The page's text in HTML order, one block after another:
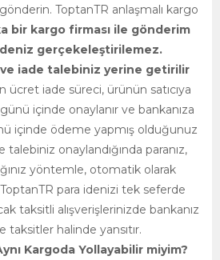
ToptanTR anlaşmalı kargo
bir kargo firması ile gönderim
gerçekeleştirilemez.
ve iade talebiniz yerine getirilir
iade süreci, ürünün satıcıya
içinde onaylanır ve bankanıza
içinde ödeme yapmış olduğunuz
talebiniz onaylandığında paranız,
yöntemle, otomatik olarak
ToptanTR para idenizi tek seferde
taksitli alışverişlerinizde bankanız
taksitler halinde yansıtır.
Kargoda Yollayabilir miyim?